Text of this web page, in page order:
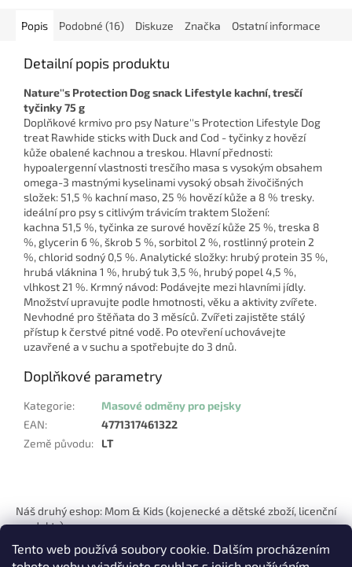
Tento web používá soubory cookie. Dalším procházením
Popis Podobné (16) Diskuze Značka Ostatní informace
Detailní popis produktu
Nature''s Protection Dog snack Lifestyle kachní, tresčí
tyčinky 75 g
Doplňkové krmivo pro psy Nature''s Protection Lifestyle Dog
treat Rawhide sticks with Duck and Cod - tyčinky z hovězí
kůže obalené kachnou a treskou. Hlavní přednosti:
hypoalergenní vlastnosti tresčího masa s vysokým obsahem
omega-3 mastnými kyselinami vysoký obsah živočišných
složek: 51,5 % kachní maso, 25 % hovězí kůže a 8 % tresky.
ideální pro psy s citlivým trávicím traktem Složení:
kachna 51,5 %, tyčinka ze surové hovězí kůže 25 %, treska 8
%, glycerin 6 %, škrob 5 %, sorbitol 2 %, rostlinný protein 2
%, chlorid sodný 0,5 %. Analytické složky: hrubý protein 35 %,
hrubá vláknina 1 %, hrubý tuk 3,5 %, hrubý popel 4,5 %,
vlhkost 21 %. Krmný návod: Podávejte mezi hlavními jídly.
Množství upravujte podle hmotnosti, věku a aktivity zvířete.
Nevhodné pro štěňata do 3 měsíců. Zvířeti zajistěte stálý
přístup k čerstvé pitné vodě. Po otevření uchovávejte
uzavřené a v suchu a spotřebujte do 3 dnů.
Doplňkové parametry
Kategorie:
Masové odměny pro pejsky
EAN:
4771317461322
Země původu: LT
p
Náš druhý eshop: Mom & Kids (kojenecké a dětské zboží, licenční
produkty)